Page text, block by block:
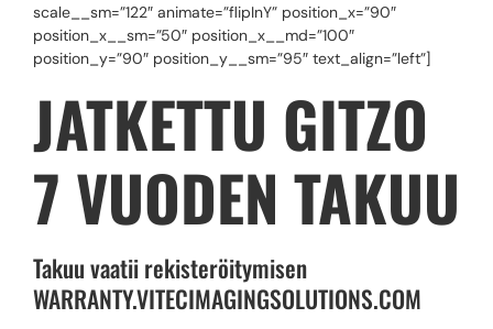
scale__sm=”122″ animate=”flipInY” position_x=”90″
position_x__sm=”50″ position_x__md=”100″
position_y=”90″ position_y__sm=”95″ text_align=”left”]
JATKETTU GITZO
7 VUODEN TAKUU
Takuu vaatii rekisteröitymisen
WARRANTY.VITECIMAGINGSOLUTIONS.COM